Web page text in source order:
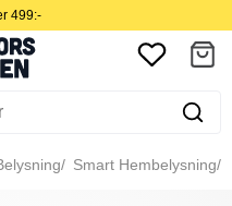
499:-
Smart Hembelysning